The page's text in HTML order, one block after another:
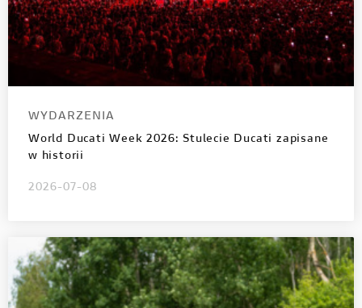
WYDARZENIA
World Ducati Week 2026: Stulecie Ducati zapisane
w historii
2026-07-08